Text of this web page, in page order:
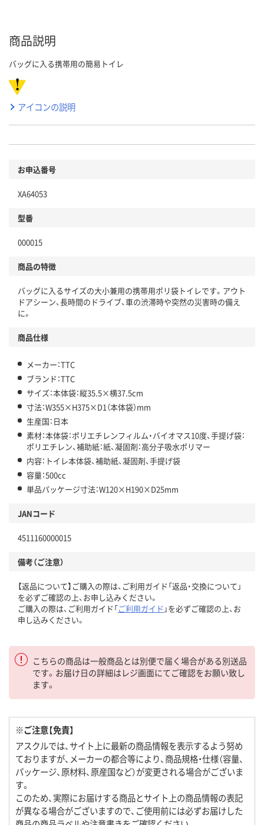
商品説明
バッグに入る携帯用の簡易トイレ
アイコンの説明
お申込番号
XA64053
型番
000015
商品の特徴
バッグに入るサイズの大小兼用の携帯用ポリ袋トイレです。アウト
ドアシーン、長時間のドライブ、車の渋滞時や突然の災害時の備え
に。
商品仕様
メーカー：TTC
ブランド：TTC
サイズ：本体袋：縦35.5×横37.5cm
寸法：W355×H375×D1（本体袋）mm
生産国：日本
素材：本体袋：ポリエチレンフィルム・バイオマス10度、手提げ袋：
ポリエチレン、補助紙：紙、凝固剤：高分子吸水ポリマー
内容：トイレ本体袋、補助紙、凝固剤、手提げ袋
容量：500cc
単品パッケージ寸法：W120×H190×D25mm
JANコード
4511160000015
備考（ご注意）
【返品について】ご購入の際は、ご利用ガイド「返品・交換について」
を必ずご確認の上、お申し込みください。
ご購入の際は、ご利用ガイド「ご利用ガイド 」を必ずご確認の上、お
申し込みください。
こちらの商品は一般商品とは別便で届く場合がある別送品
です。お届け日の詳細はレジ画面にてご確認をお願い致し
ます。
※ご注意【免責】
アスクルでは、サイト上に最新の商品情報を表示するよう努め
ておりますが、メーカーの都合等により、商品規格・仕様（容量、
パッケージ、原材料、原産国など）が変更される場合がございま
す。
このため、実際にお届けする商品とサイト上の商品情報の表記
が異なる場合がございますので、ご使用前には必ずお届けした